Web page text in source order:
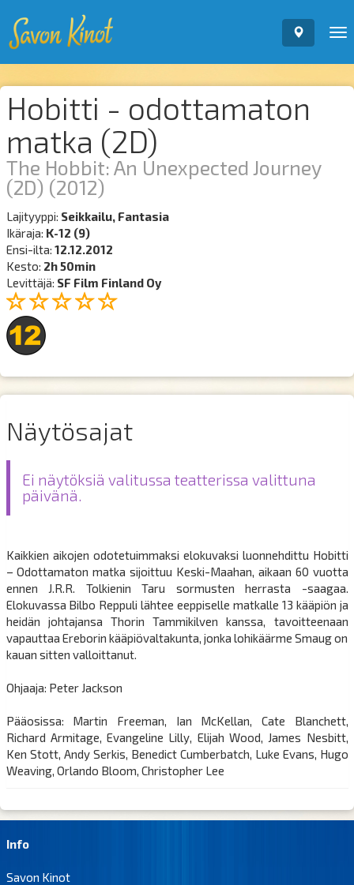
Hobitti - odottamaton
matka (2D)
The Hobbit: An Unexpected Journey
(2D) (2012)
Lajityyppi: Seikkailu, Fantasia
Ikäraja: K-12 (9)
Ensi-ilta: 12.12.2012
Kesto: 2h 50min
Levittäjä: SF Film Finland Oy
Näytösajat
Ei näytöksiä valitussa teatterissa valittuna
päivänä.
Kaikkien aikojen odotetuimmaksi elokuvaksi luonnehdittu Hobitti
– Odottamaton matka sijoittuu Keski-Maahan, aikaan 60 vuotta
ennen J.R.R. Tolkienin Taru sormusten herrasta -saagaa.
Elokuvassa Bilbo Reppuli lähtee eeppiselle matkalle 13 kääpiön ja
heidän johtajansa Thorin Tammikilven kanssa, tavoitteenaan
vapauttaa Ereborin kääpiövaltakunta, jonka lohikäärme Smaug on
kauan sitten valloittanut.
Ohjaaja: Peter Jackson
Pääosissa: Martin Freeman, Ian McKellan, Cate Blanchett,
Richard Armitage, Evangeline Lilly, Elijah Wood, James Nesbitt,
Ken Stott, Andy Serkis, Benedict Cumberbatch, Luke Evans, Hugo
Weaving, Orlando Bloom, Christopher Lee
Info
Savon Kinot